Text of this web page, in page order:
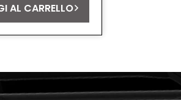
AL CARRELLO